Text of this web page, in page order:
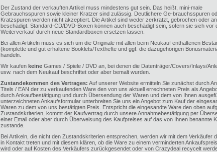
Der Zustand der verkauften Artikel muss mindestens gut sein. Das heißt, mini-male
Gebrauchsspuren sowie kleiner Kratzer sind zulässig. Deutlichere Ge-brauchsspuren
Kratzspuren werden nicht akzeptiert. Die Artikel sind weder zerkratzt, gebrochen oder
beschädigt. Standard-CD/DVD-Boxen können auch beschädigt sein, sofern sie sich vor
Weiterverkauf durch neue Standardboxen ersetzen lassen.
Bei allen Artikeln muss es sich um die Originale mit allen beim Neukauf enthaltenen
(komplette und gut erhaltene Booklets/Texthefte und ggf. die dazugehörigen
handeln.
Wir kaufen keine Games / Spiele / DVD an, bei denen die Datenträger/Covers/Inlays/
usw. nach dem Neukauf beschriftet oder aber bemalt wurden.
Zustandekommen des Vertrages: Auf unserer Website ermitteln Sie zunächst durch
Titels / EAN der zu verkaufenden Ware den von uns aktuell errechneten Preis als
durch Ankaufbestätigung und durch Übersendung der Waren und dem von Ihnen
unterzeichneten Ankaufsformular unterbreiten Sie uns ein Angebot zum Kauf der
Waren zu dem von uns bestätigten Preis. Entspricht die eingesandte Ware den oben
Zustandskriterien, kommt der Kaufvertrag durch unsere Annahmebestätigung per
einer Email oder aber durch Überweisung des Kaufpreises auf das von Ihnen benannte
zustande.
Bei Artikeln, die nicht den Zustandskriterien entsprechen, werden wir mit dem Verkäufer
in Kontakt treten und mit diesem klären, ob die Ware zu einem verminderten
wird oder auf Kosten des Verkäufers zurückgesendet oder von Crazydeal recycelt